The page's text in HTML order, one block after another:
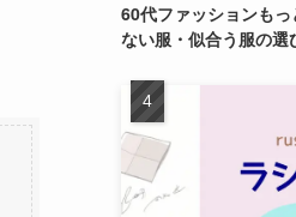
60代ファッションも
ない服・似合う服の選